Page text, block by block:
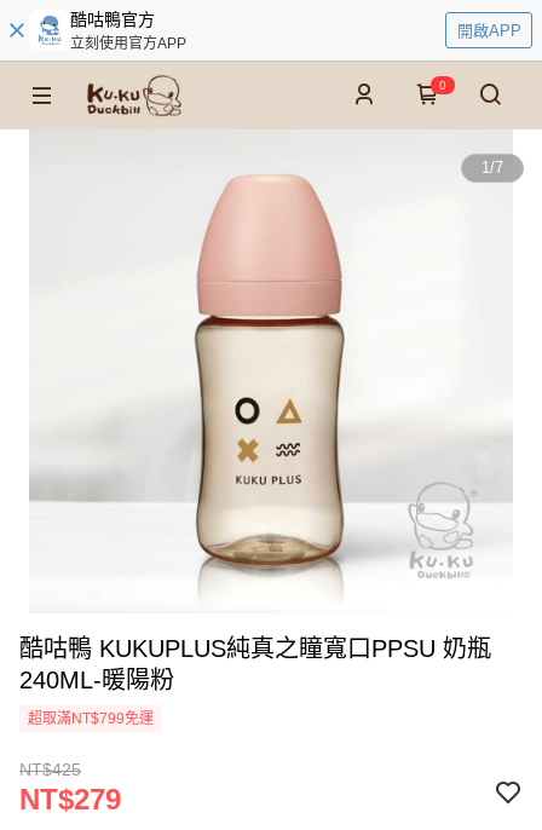
酷咕鴨官方
立刻使用官方APP
開啟APP
0
1/7
酷咕鴨 KUKUPLUS純真之瞳寬口PPSU 奶瓶
240ML-暖陽粉
超取滿NT$799免運
NT$425
NT$279